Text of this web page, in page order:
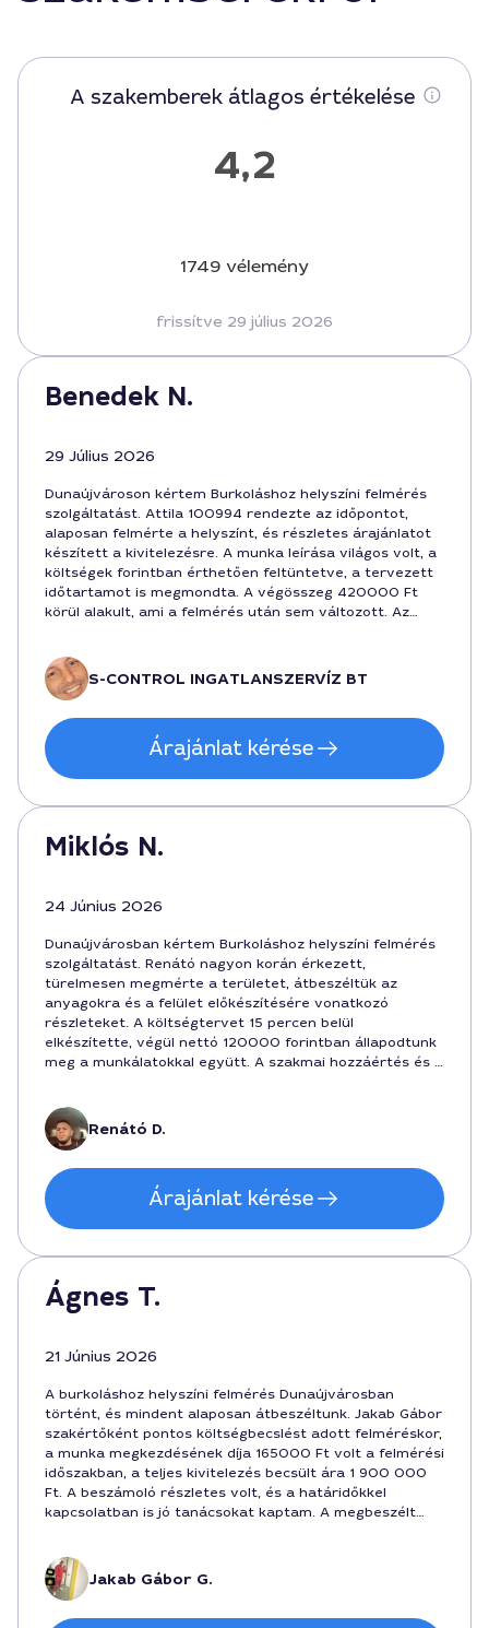
A szakemberek átlagos értékelése
4,2
1749 vélemény
frissítve 29 július 2026
Benedek N.
29 Július 2026
Dunaújvároson kértem Burkoláshoz helyszíni felmérés
szolgáltatást. Attila 100994 rendezte az időpontot,
alaposan felmérte a helyszínt, és részletes árajánlatot
készített a kivitelezésre. A munka leírása világos volt, a
költségek forintban érthetően feltüntetve, a tervezett
időtartamot is megmondta. A végösszeg 420000 Ft
körül alakult, ami a felmérés után sem változott. Az
S-CONTROL INGATLANSZERVÍZ BT
Árajánlat kérése
Miklós N.
24 Június 2026
Dunaújvárosban kértem Burkoláshoz helyszíni felmérés
szolgáltatást. Renátó nagyon korán érkezett,
türelmesen megmérte a területet, átbeszéltük az
anyagokra és a felület előkészítésére vonatkozó
részleteket. A költségtervet 15 percen belül
elkészítette, végül nettó 120000 forintban állapodtunk
meg a munkálatokkal együtt. A szakmai hozzáértés és a
Renátó D.
Árajánlat kérése
Ágnes T.
21 Június 2026
A burkoláshoz helyszíni felmérés Dunaújvárosban
történt, és mindent alaposan átbeszéltunk. Jakab Gábor
szakértőként pontos költségbecslést adott felméréskor,
a munka megkezdésének díja 165000 Ft volt a felmérési
időszakban, a teljes kivitelezés becsült ára 1 900 000
Ft. A beszámoló részletes volt, és a határidőkkel
kapcsolatban is jó tanácsokat kaptam. A megbeszélt
professzionális hozzáállást.
Jakab Gábor G.